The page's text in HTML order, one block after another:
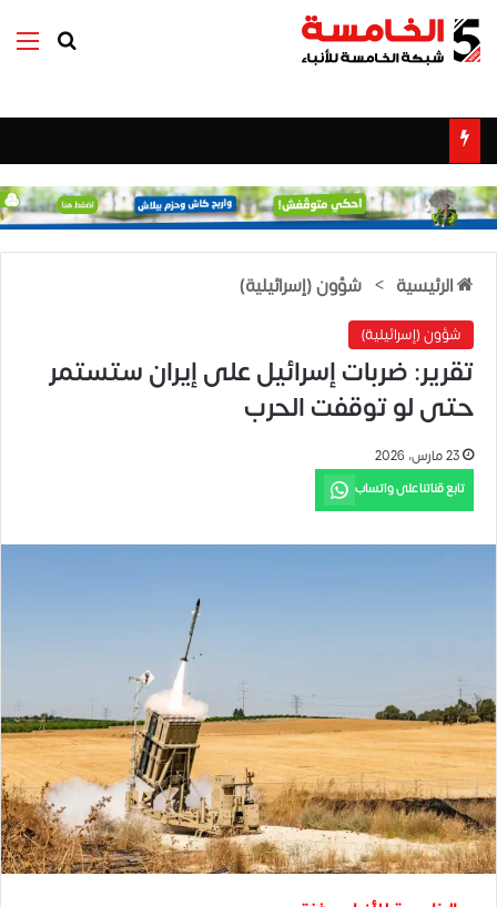
بحث عن
الرئيسية > شؤون (إسرائيلية)
شؤون (إسرائيلية)
تقرير: ضربات إسرائيل على إيران ستستمر
حتى لو توقفت الحرب
23 مارس، 2026
تابع قناتنا على واتساب